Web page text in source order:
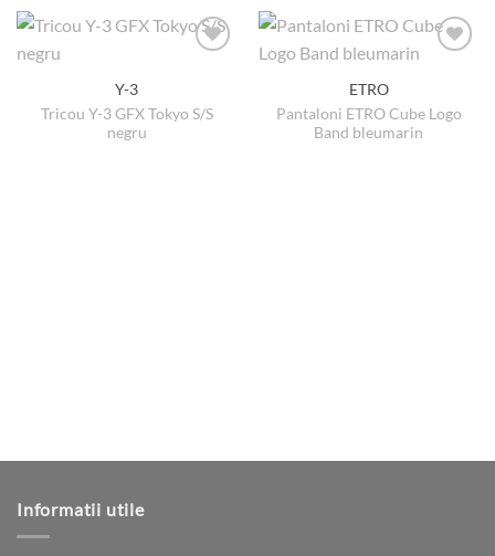
Y-3
Tricou Y-3 GFX Tokyo S/S
negru
ETRO
Pantaloni ETRO Cube Logo
Band bleumarin
Informatii utile